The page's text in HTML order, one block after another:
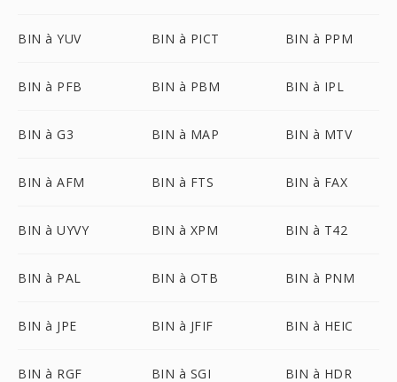
BIN à YUV BIN à PICT BIN à PPM
BIN à PFB BIN à PBM BIN à IPL
BIN à G3 BIN à MAP BIN à MTV
BIN à AFM BIN à FTS BIN à FAX
BIN à UYVY BIN à XPM BIN à T42
BIN à PAL BIN à OTB BIN à PNM
BIN à JPE BIN à JFIF BIN à HEIC
BIN à RGF BIN à SGI BIN à HDR